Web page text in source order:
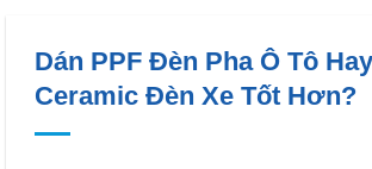
Dán PPF Đèn Pha Ô Tô
Ceramic Đèn Xe Tốt Hơn?